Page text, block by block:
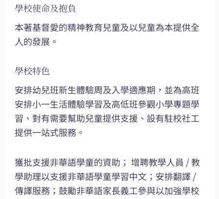
學校使命及抱負
本著基督愛的精神教育兒童及以兒童為本提供全
人的發展。
學校特色
安排幼兒班新生體驗周及入學適應期，並為高班
安排小一生活體驗學習及高低班參觀小學專題學
習、對有需要幫助兒童提供支援、設有駐校社工
提供一站式服務。
獲批支援非華語學童的資助； 增聘教學人員 / 教
學助理以支援非華語學童學習中文；安排翻譯 /
傳譯服務；鼓勵非華語家長義工參與以加強學校